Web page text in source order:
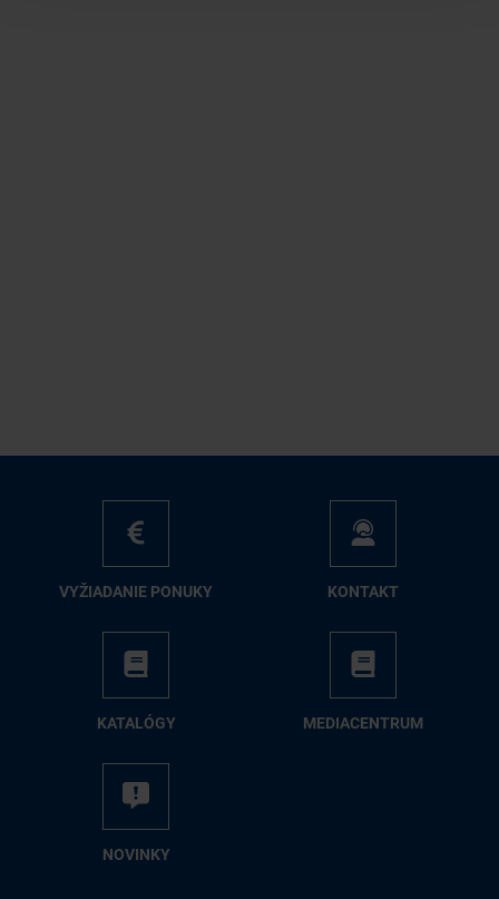
VY­ŽIA­DA­NIE PO­NU­KY KON­TAKT
KA­TA­LÓ­GY ME­DIA­CEN­TRUM
NO­VIN­KY